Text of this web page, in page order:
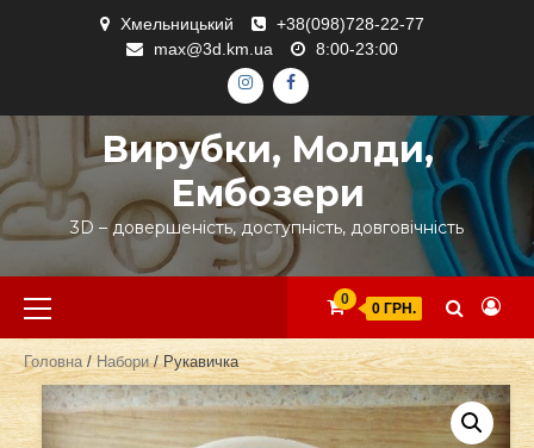
Хмельницький
+38(098)728-22-77
max@3d.km.ua
8:00-23:00
ІНСТАГРАМ
ФЕЙСБУК
Вирубки, Молди,
Ембозери
3D – довершеність, доступність, довговічність
Primary
Menu
0
0 ГРН.
Головна/Набори/ Рукавичка